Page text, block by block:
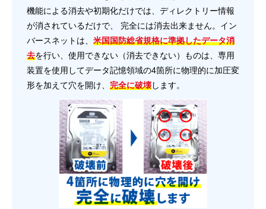
機能による消去や初期化だけでは、ディレクトリー情報
が消されているだけで、 完全には消去出来ません。イン
バースネットは、 米国国防総省規格に準拠したデータ消
去を行い、使用できない（消去できない）ものは、専用
装置を使用してデータ記憶領域の4箇所に物理的に加圧変
形を加えて穴を開け、 完全に破壊します。